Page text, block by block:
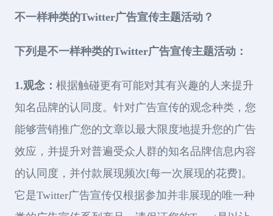
不一样种类的Twitter广告宣传主题活动？
下列是不一样种类的Twitter广告宣传主题活动：
1.观念： 根据触碰更有可能对其有兴趣的人来提升
知名品牌的认同度。针对广告宣传的观念种类，您
能够营销推广您的文章以最大限度地提升您的广告
效应，并提升对普遍受众人群的知名品牌信息内容
的认同度，并付款展现频次[每一次展现的花费]。
它是Twitter广告宣传仅根据参加并非展现的唯一种